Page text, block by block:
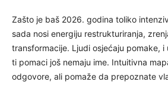
Zašto je baš 2026. godina toliko
sada nosi energiju restrukturiranja,
transformacije. Ljudi osjećaju pomake, i
ti pomaci još nemaju ime. Intuitivna
odgovore, ali pomaže da prepoznate